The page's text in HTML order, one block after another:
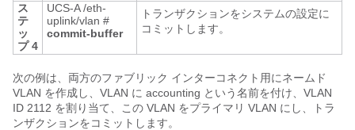
ス
テ
ッ
プ 4
UCS-A /eth-
uplink/vlan #
commit-buffer
トランザクションをシステムの設定に
コミットします。
次の例は、両方のファブリック インターコネクト用にネームド
VLAN を作成し、VLAN に accounting という名前を付け、VLAN
ID 2112 を割り当て、この VLAN をプライマリ VLAN にし、トラ
ンザクションをコミットします。